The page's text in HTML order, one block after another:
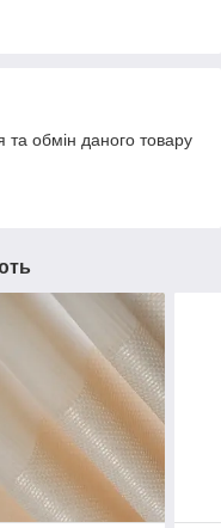
обмін даного товару